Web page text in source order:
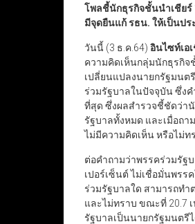
โพลชี้นักธุรกิจชั้นนำเชียร์
มีจุดยืนแก้ รธน. ให้เป็นปร
วันนี้ (3 ธ.ค.64) อินไซท์เอ
ความคิดเห็นกลุ่มนักธุรกิจ
เปลี่ยนแปลงนายกรัฐมนต
ร่วมรัฐบาลในปัจจุบัน ซึ่ง
ที่สุด ซึ่งผลสำรวจชี้ชัดว่า
รัฐบาลทั้งหมด และเมื่อถ
ไม่มีความคิดเห็น หรือไม่
ต่อคำถามว่าพรรคร่วมรัฐ
เปอร์เซ็นต์ ไม่เชื่อมั่นพรร
ร่วมรัฐบาลใด สามารถทำ
และไม่ทราบ ขณะที่ 20.7
รัฐบาลเป็นนายกรัฐมนตรี